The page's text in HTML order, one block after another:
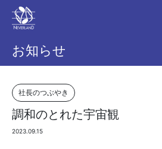
お知らせ
社長のつぶやき
調和のとれた宇宙観
2023.09.15